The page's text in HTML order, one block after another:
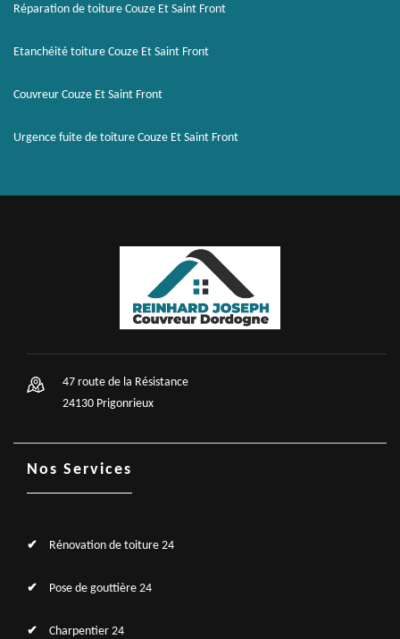
Réparation de toiture Couze Et Saint Front
Etanchéité toiture Couze Et Saint Front
Couvreur Couze Et Saint Front
Urgence fuite de toiture Couze Et Saint Front
47 route de la Résistance
24130 Prigonrieux
Nos Services
Rénovation de toiture 24
Pose de gouttière 24
Charpentier 24